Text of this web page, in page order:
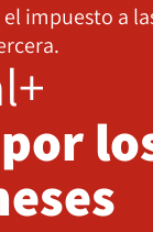
impuesto a